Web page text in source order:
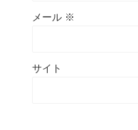
メール ※
サイト